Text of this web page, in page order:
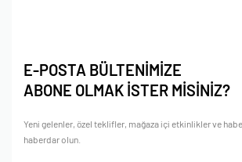
E-POSTA BÜLTENİMİZE
ABONE OLMAK İSTER MİSİNİZ?
Yeni gelenler, özel teklifler, mağaza içi etkinlikler ve
haberdar olun.